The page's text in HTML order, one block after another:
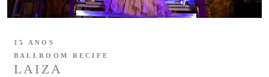
LAIZA
15 ANOS
BALLROOM RECIFE